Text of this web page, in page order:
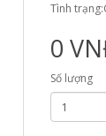
Tình
0
Số lượng